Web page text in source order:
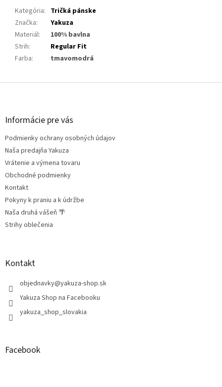
Kategória: Tričká pánske
Značka:
Yakuza
Materiál:
100% bavlna
Strih:
Regular Fit
Farba: tmavomodrá
Z
Informácie pre vás
Podmienky ochrany osobných údajov
Naša predajňa Yakuza
Vrátenie a výmena tovaru
Obchodné podmienky
Kontakt
Pokyny k praniu a k údržbe
Naša druhá vášeň 🌴
Strihy oblečenia
Kontakt
objednavky@yakuza-shop.sk
Yakuza Shop na Facebooku
yakuza_shop_slovakia
Facebook